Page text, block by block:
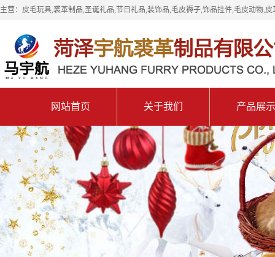
主营：皮毛玩具,裘革制品,圣诞礼品,节日礼品,装饰品,毛皮褥子,饰品挂件,毛皮动物,
网站首页 关于我们 产品展示